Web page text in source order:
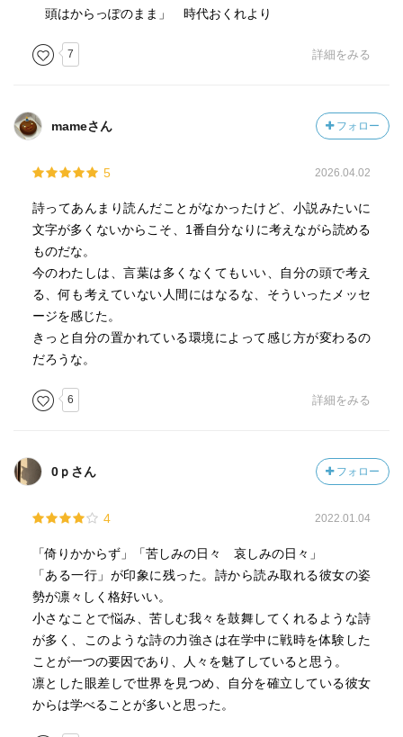
頭はからっぽのまま」 時代おくれより
7 詳細をみる
mameさん フォロー
5 2026.04.02
詩ってあんまり読んだことがなかったけど、小説みたいに
文字が多くないからこそ、1番自分なりに考えながら読める
ものだな。
今のわたしは、言葉は多くなくてもいい、自分の頭で考え
る、何も考えていない人間にはなるな、そういったメッセ
ージを感じた。
きっと自分の置かれている環境によって感じ方が変わるの
だろうな。
6 詳細をみる
0ｐさん フォロー
4 2022.01.04
「倚りかからず」「苦しみの日々 哀しみの日々」
「ある一行」が印象に残った。詩から読み取れる彼女の姿
勢が凛々しく格好いい。
小さなことで悩み、苦しむ我々を鼓舞してくれるような詩
が多く、このような詩の力強さは在学中に戦時を体験した
ことが一つの要因であり、人々を魅了していると思う。
凛とした眼差しで世界を見つめ、自分を確立している彼女
からは学べることが多いと思った。